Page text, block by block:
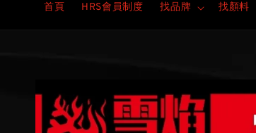
首頁 HRS會員制度 找品牌 找顏料